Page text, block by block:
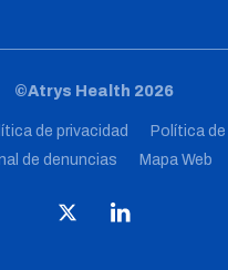
©Atrys Health 2026
de privacidad
Política
de denuncias
Mapa Web